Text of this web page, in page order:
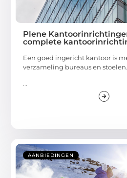
Plene
complete
Een goed ingericht kantoor is
verzameling bureaus en
...
AANBIEDINGEN